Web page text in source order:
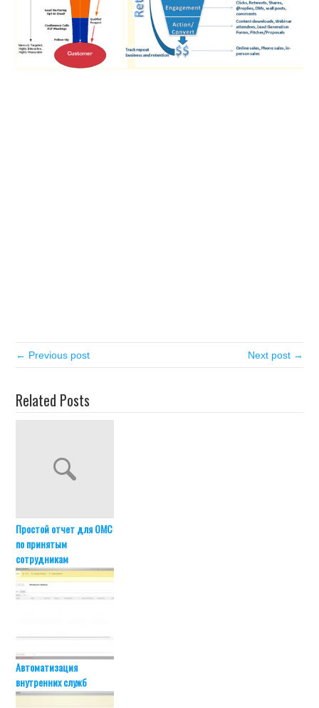
← Previous post Next post →
Related Posts
Простой отчет для ОМС
по принятым
сотрудникам
Автоматизация
внутренних служб